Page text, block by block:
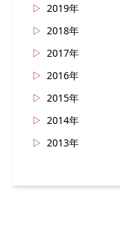
2019年
2018年
2017年
2016年
2015年
2014年
2013年